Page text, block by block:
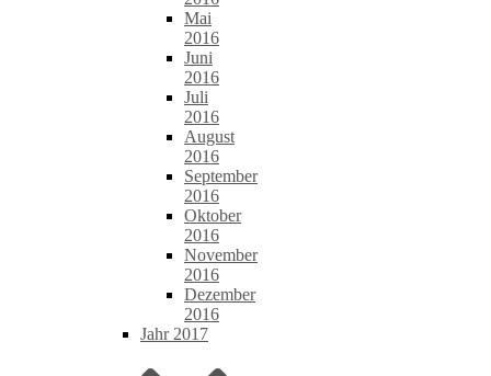
Mai
2016
Juni
2016
Juli
2016
August
2016
September
2016
Oktober
2016
November
2016
Dezember
2016
Jahr 2017